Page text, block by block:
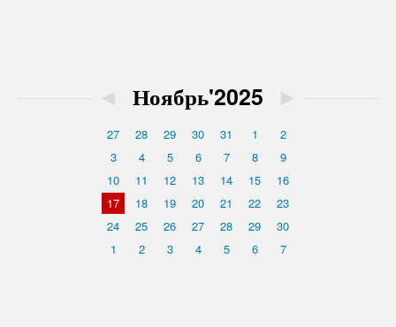
◄ Ноябрь'2025 ►
27 28 29 30 31 1
2
3
4 5 6 7 8
9
10
11 12 13 14 15
16
17
18 19 20 21 22
23
24
25 26 27 28 29
30
1
2 3 4 5 6 7